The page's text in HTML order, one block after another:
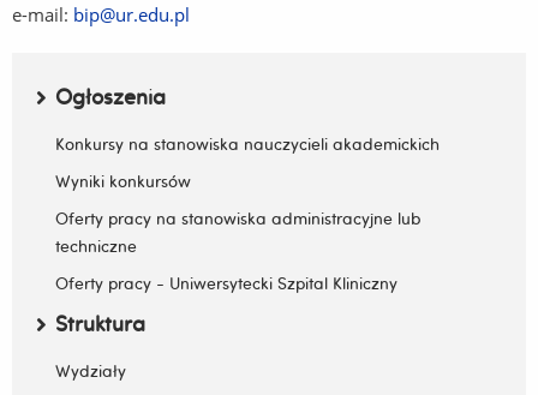
Ogłoszenia
Zwiń / rozwiń submenu
Konkursy na stanowiska nauczycieli akademickich
Wyniki konkursów
Oferty pracy na stanowiska administracyjne lub
techniczne
Oferty pracy - Uniwersytecki Szpital Kliniczny
Struktura
Zwiń / rozwiń submenu
Wydziały
e-mail: bip@ur.edu.pl